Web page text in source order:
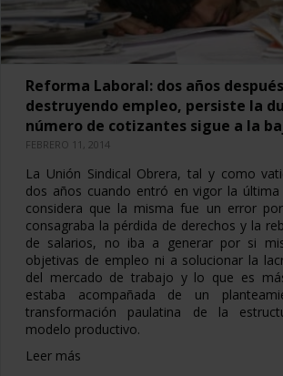
Reforma Laboral: dos años
destruyendo empleo, persiste la
número de cotizantes sigue a la
FEBRERO 11, 2014
La Unión Sindical Obrera, tal y como
dos años cuando entró en vigor la
considera que la misma fue un error
consagraba la pérdida de derechos y la
de salarios, no iba a generar por si
objetivas de empleo ni a solucionar la
del mercado de trabajo y lo que es
estaba acompañada de un
transformación paulatina de la
modelo productivo.
Leer más